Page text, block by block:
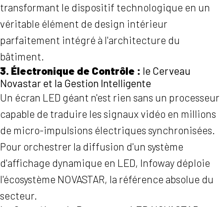
transformant le dispositif technologique en un
véritable élément de design intérieur
parfaitement intégré à l'architecture du
bâtiment.
3. Électronique de Contrôle : le Cerveau
Novastar et la Gestion Intelligente
Un écran LED géant n'est rien sans un processeur
capable de traduire les signaux vidéo en millions
de micro-impulsions électriques synchronisées.
Pour orchestrer la diffusion d'un système
d'affichage dynamique en LED, Infoway déploie
l'écosystème NOVASTAR, la référence absolue du
secteur.